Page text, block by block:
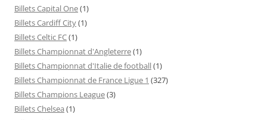
Billets Capital One(1)
Billets Cardiff City(1)
Billets Celtic FC(1)
Billets Championnat d'Angleterre(1)
Billets Championnat d'Italie de football(1)
Billets Championnat de France Ligue 1 (327)
Billets Champions League(3)
Billets Chelsea (1)